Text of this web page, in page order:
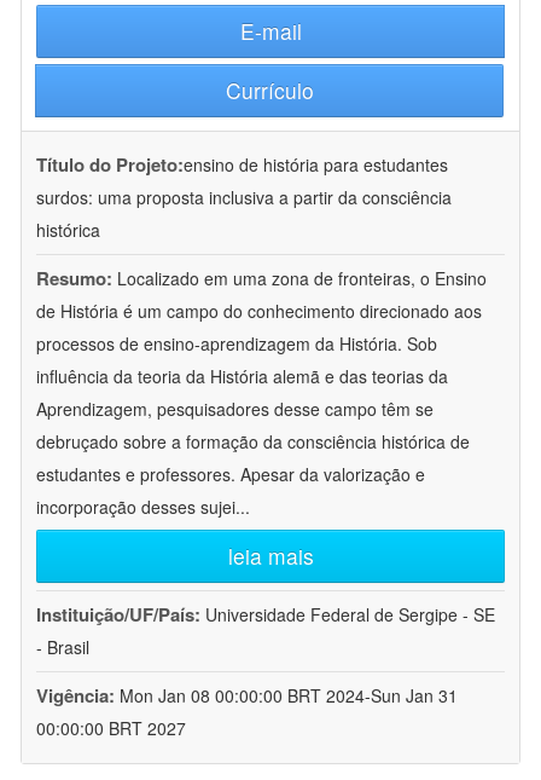
E-mail
Currículo
Título do Projeto:ensino de história para estudantes
surdos: uma proposta inclusiva a partir da consciência
histórica
Resumo: Localizado em uma zona de fronteiras, o Ensino
de História é um campo do conhecimento direcionado aos
processos de ensino-aprendizagem da História. Sob
influência da teoria da História alemã e das teorias da
Aprendizagem, pesquisadores desse campo têm se
debruçado sobre a formação da consciência histórica de
estudantes e professores. Apesar da valorização e
incorporação desses sujei...
leia mais
Instituição/UF/País: Universidade Federal de Sergipe - SE
- Brasil
Vigência: Mon Jan 08 00:00:00 BRT 2024-Sun Jan 31
00:00:00 BRT 2027